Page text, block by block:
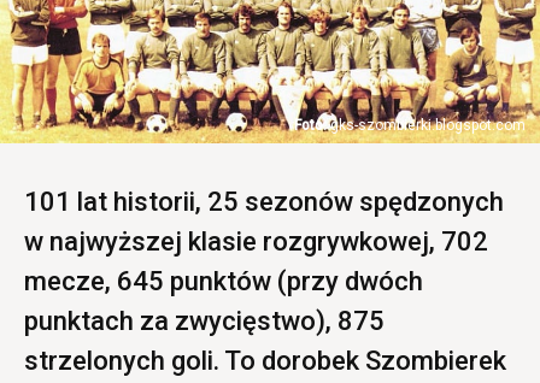
gks-szombierki.blogspot.com
101 lat historii, 25 sezonów spędzonych
w najwyższej klasie rozgrywkowej, 702
mecze, 645 punktów (przy dwóch
punktach za zwycięstwo), 875
strzelonych goli. To dorobek Szombierek